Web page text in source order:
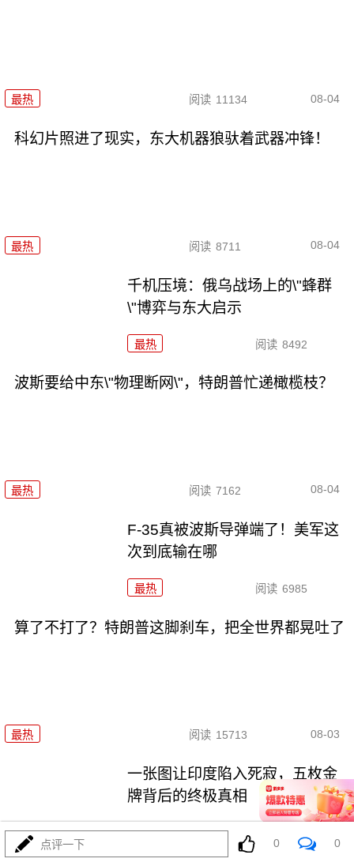
最热 阅读 11134 08-04
科幻片照进了现实，东大机器狼驮着武器冲锋！
最热 阅读 8711 08-04
千机压境：俄乌战场上的\"蜂群
\"博弈与东大启示
最热 阅读 8492
波斯要给中东\"物理断网\"，特朗普忙递橄榄枝？
最热 阅读 7162 08-04
F-35真被波斯导弹端了！美军这
次到底输在哪
最热 阅读 6985
算了不打了？特朗普这脚刹车，把全世界都晃吐了
最热 阅读 15713 08-03
一张图让印度陷入死寂，五枚金
牌背后的终极真相
最热
点评一下 0 0